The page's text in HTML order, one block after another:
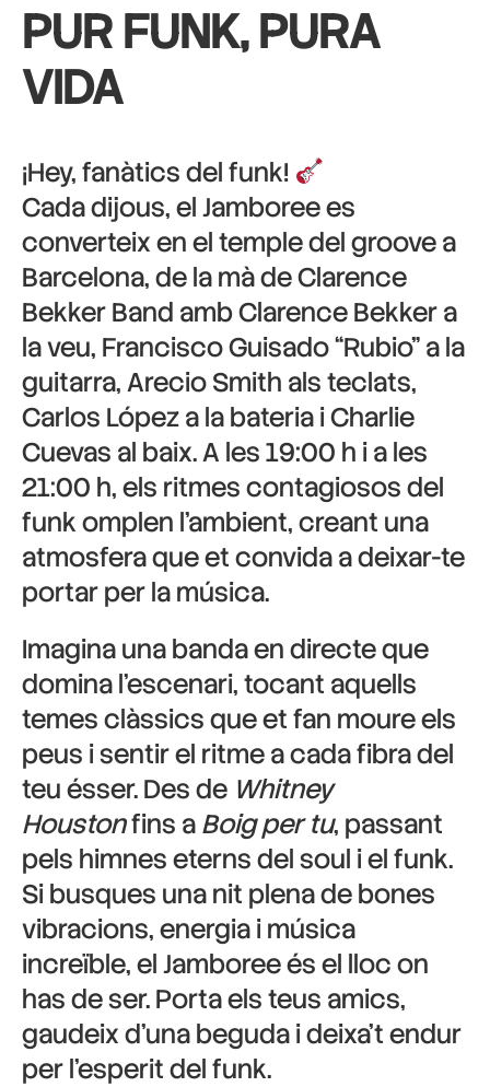
PUR FUNK, PURA
VIDA
¡Hey, fanàtics del funk!
Cada dijous, el Jamboree es
converteix en el temple del groove a
Barcelona, de la mà de Clarence
Bekker Band amb Clarence Bekker a
la veu, Francisco Guisado “Rubio” a la
guitarra, Arecio Smith als teclats,
Carlos López a la bateria i Charlie
Cuevas al baix. A les 19:00 h i a les
21:00 h, els ritmes contagiosos del
funk omplen l’ambient, creant una
atmosfera que et convida a deixar-te
portar per la música.
Imagina una banda en directe que
domina l’escenari, tocant aquells
temes clàssics que et fan moure els
peus i sentir el ritme a cada fibra del
teu ésser. Des de Whitney
Houstonfins aBoig per tu, passant
pels himnes eterns del soul i el funk.
Si busques una nit plena de bones
vibracions, energia i música
increïble, el Jamboree és el lloc on
has de ser. Porta els teus amics,
gaudeix d’una beguda i deixa’t endur
per l’esperit del funk.